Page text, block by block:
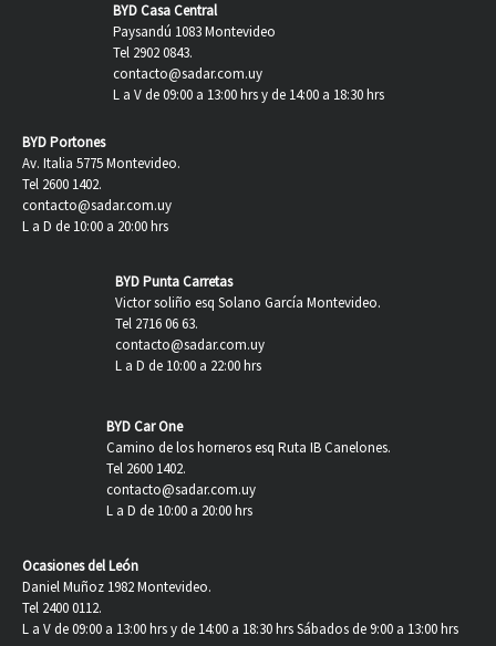
BYD Casa Central
Paysandú 1083 Montevideo
Tel 2902 0843.
contacto@sadar.com.uy
L a V de 09:00 a 13:00 hrs y de 14:00 a 18:30 hrs
BYD Portones
Av. Italia 5775 Montevideo.
Tel 2600 1402.
contacto@sadar.com.uy
L a D de 10:00 a 20:00 hrs
BYD Punta Carretas
Victor soliño esq Solano García Montevideo.
Tel 2716 06 63.
contacto@sadar.com.uy
L a D de 10:00 a 22:00 hrs
BYD Car One
Camino de los horneros esq Ruta IB Canelones.
Tel 2600 1402.
contacto@sadar.com.uy
L a D de 10:00 a 20:00 hrs
Ocasiones del León
Daniel Muñoz 1982 Montevideo.
Tel 2400 0112.
L a V de 09:00 a 13:00 hrs y de 14:00 a 18:30 hrs Sábados de 9:00 a 13:00 hrs